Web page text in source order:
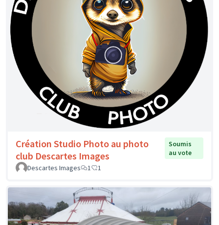
Création Studio Photo au photo
club Descartes Images
Soumis
au vote
Descartes Images
1 1